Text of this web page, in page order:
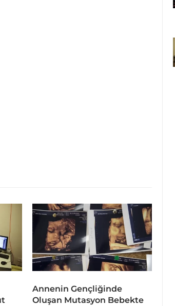
Annenin Gençliğinde
Oluşan Mutasyon Bebekte